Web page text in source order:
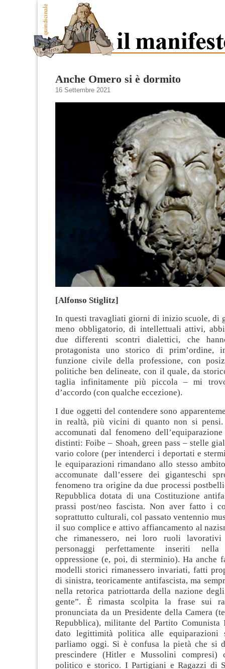
Anche Omero si è dormito
16 Settembre 2021
[Alfonso Stiglitz]
In questi travagliati giorni di inizio scuole, di
meno obbligatorio, di intellettuali attivi,
due differenti scontri dialettici, che
protagonista uno storico di prim’ordine,
funzione civile della professione, con
politiche ben delineate, con il quale, da
taglia infinitamente più piccola – mi trovo
d’accordo (con qualche eccezione).
I due oggetti del contendere sono
in realtà, più vicini di quanto non si pensi.
accomunati dal fenomeno
distinti: Foibe – Shoah, green pass – stelle
vario colore (per intenderci i deportati e
le equiparazioni rimandano allo stesso
accomunate dall’essere dei giganteschi
fenomeno tra origine da due processi
Repubblica dotata di una Costituzione
prassi post/neo fascista. Non aver fatto i
soprattutto culturali, col passato ventennio
il suo complice e attivo affiancamento al
che rimanessero, nei loro ruoli
personaggi perfettamente inseriti
oppressione (e, poi, di sterminio). Ha anche
modelli storici rimanessero invariati, fatti
di sinistra, teoricamente antifascista, ma
nella retorica patriottarda della nazione
gente”. È rimasta scolpita la frase sui
pronunciata da un Presidente della Camera
Repubblica), militante del Partito Comunista
dato legittimità politica alle equiparazioni
parliamo oggi. Si è confusa la pietà che si
prescindere (Hitler e Mussolini
politico e storico. I Partigiani e Ragazzi di